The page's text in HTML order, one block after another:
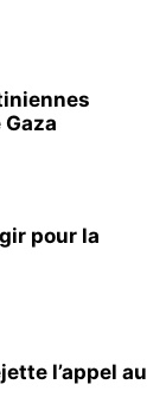
pour la
l’appel au